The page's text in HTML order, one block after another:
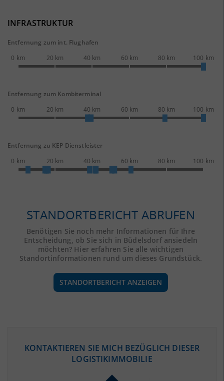
INFRASTRUKTUR
Entfernung zum int. Flughafen
0 km
20 km 40 km 60 km 80 km 100 km
Entfernung zum Kombiterminal
0 km
20 km 40 km 60 km 80 km 100 km
Entfernung zu KEP Dienstleister
0 km
20 km 40 km 60 km 80 km 100 km
STANDORTBERICHT ABRUFEN
Benötigen Sie noch mehr Informationen für Ihre
Entscheidung, ob Sie sich in Büdelsdorf ansiedeln
möchten? Hier erfahren Sie alle wichtigen
Standortinformationen rund um dieses Grundstück.
STANDORTBERICHT ANZEIGEN
(STAND: 12/2019)
KONTAKTIEREN SIE MICH BEZÜGLICH DIESER
LOGISTIKIMMOBILIE